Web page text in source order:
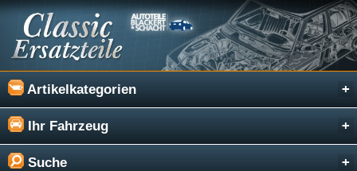
Artikelkategorien
Ihr Fahrzeug
Suche